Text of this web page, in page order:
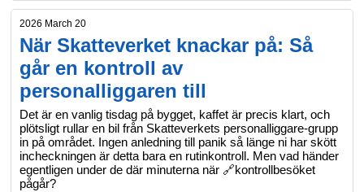
2026 March 20
När Skatteverket knackar på: Så
går en kontroll av
personalliggaren till
Det är en vanlig tisdag på bygget, kaffet är precis klart, och
plötsligt rullar en bil från Skatteverkets personalliggare-grupp
in på området. Ingen anledning till panik så länge ni har skött
incheckningen är detta bara en rutinkontroll. Men vad händer
egentligen under de där minuterna när 🔗kontrollbesöket
pågår?